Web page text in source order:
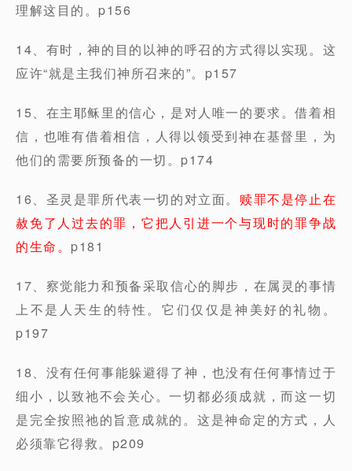
理解这目的。p156
14、有时，神的目的以神的呼召的方式得以实现。这
应许“就是主我们神所召来的”。p157
15、在主耶稣里的信心，是对人唯一的要求。借着相
信，也唯有借着相信，人得以领受到神在基督里，为
他们的需要所预备的一切。p174
16、圣灵是罪所代表一切的对立面。 赎罪不是停止在
赦免了人过去的罪，它把人引进一个与现时的罪争战
的生命。 p181
17、察觉能力和预备采取信心的脚步，在属灵的事情
上不是人天生的特性。它们仅仅是神美好的礼物。
p197
18、没有任何事能躲避得了神，也没有任何事情过于
细小，以致祂不会关心。一切都必须成就，而这一切
是完全按照祂的旨意成就的。这是神命定的方式，人
必须靠它得救。p209